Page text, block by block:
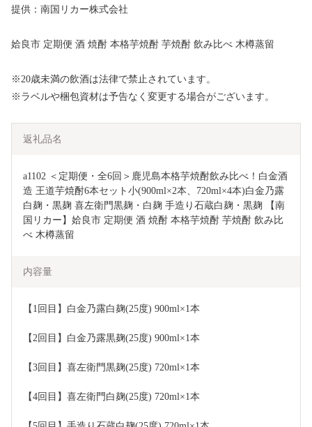
提供：南国リカー株式会社
姶良市 定期便 酒 焼酎 本格芋焼酎 芋焼酎 飲み比べ 木樽蒸留
※20歳未満の飲酒は法律で禁止されています。
※ラベルや梱包資材は予告なく変更する場合がございます。
返礼品名
a1102 ＜定期便・全6回＞鹿児島本格芋焼酎飲み比べ！白金酒
造 王道芋焼酎6本セット小(900ml×2本、720ml×4本)白金乃露
白麹・黒麹 喜左衛門黒麹・白麹 手造り石蔵白麹・黒麹 【南
国リカー】姶良市 定期便 酒 焼酎 本格芋焼酎 芋焼酎 飲み比
べ 木樽蒸留
内容量
【1回目】白金乃露白麹(25度) 900ml×1本
【2回目】白金乃露黒麹(25度) 900ml×1本
【3回目】喜左衛門黒麹(25度) 720ml×1本
【4回目】喜左衛門白麹(25度) 720ml×1本